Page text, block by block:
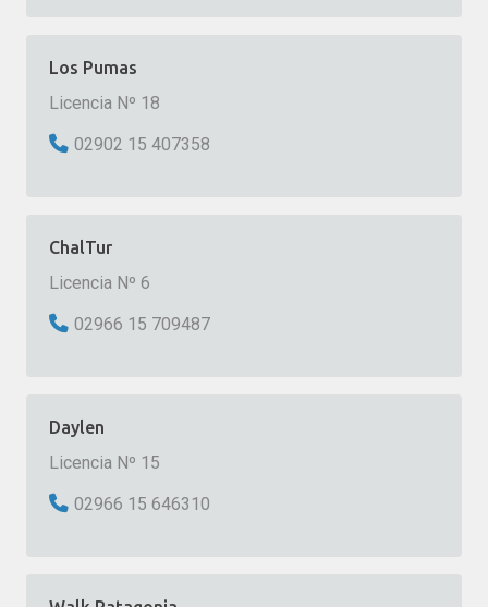
Los Pumas
Licencia Nº 18
02902 15 407358
ChalTur
Licencia Nº 6
02966 15 709487
Daylen
Licencia Nº 15
02966 15 646310